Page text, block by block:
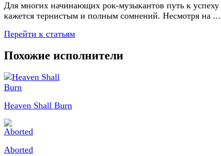
Для многих начинающих рок-музыкантов путь к успеху
кажется тернистым и полным сомнений. Несмотря на ...
Перейти к статьям
Похожие исполнители
Heaven Shall Burn
Aborted